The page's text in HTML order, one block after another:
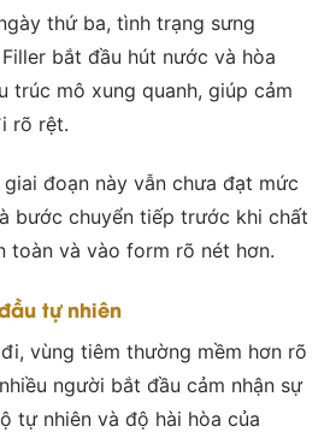
thứ ba, tình trạng sưng
bắt đầu hút nước và hòa
trúc mô xung quanh, giúp cảm
rõ rệt.
đoạn này vẫn chưa đạt mức
bước chuyển tiếp trước khi chất
toàn và vào form rõ nét hơn.
tự nhiên
vùng tiêm thường mềm hơn rõ
người bắt đầu cảm nhận sự
tự nhiên và độ hài hòa của